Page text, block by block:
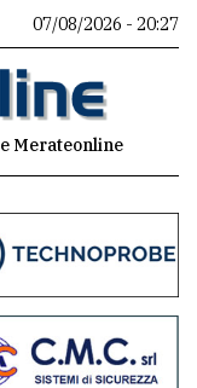
07/08/2026 - 20:27
Merateonline